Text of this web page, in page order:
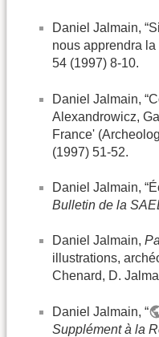
Daniel Jalmain,
nous apprendra la
54 (1997) 8-10.
Daniel Jalmain,
Alexandrowicz,
France'
(1997) 51-52.
Daniel Jalmain,
Bulletin de la
Daniel Jalmain,
illustrations,
Chenard, D.
Daniel Jalmain, “
Supplément à la